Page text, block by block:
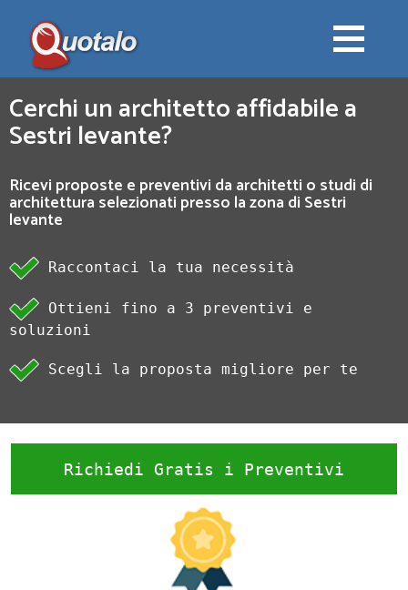
Cerchi un architetto affidabile a
Sestri levante?
Ricevi proposte e preventivi da architetti o studi di
architettura selezionati presso la zona di Sestri
levante
Raccontaci la tua necessità
Ottieni fino a 3 preventivi e
soluzioni
Scegli la proposta migliore per te
Richiedi Gratis i Preventivi